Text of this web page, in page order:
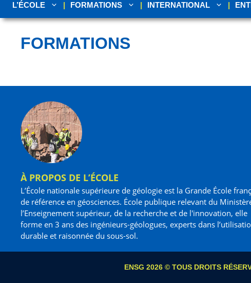
L’ÉCOLE FORMATIONS INTERNATIONAL
FORMATIONS
À PROPOS DE L’ÉCOLE
L’École nationale supérieure de géologie est la Grande École
de référence en géosciences. École publique relevant du
l’Enseignement supérieur, de la recherche et de l'innovation, elle
forme en 3 ans des ingénieurs-géologues, experts dans
durable et raisonnée du sous-sol.
ENSG 2026 © TOUS DROITS